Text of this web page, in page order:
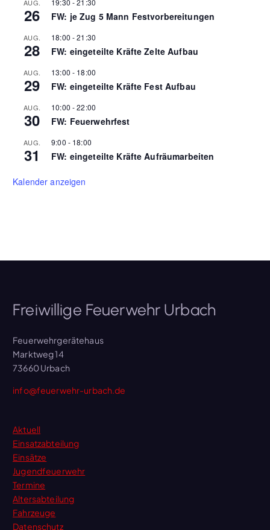
AUG.
26
19:30 -21:30
FW: je Zug 5 Mann Festvorbereitungen
AUG.
28
18:00 -21:30
FW: eingeteilte Kräfte Zelte Aufbau
AUG.
29
13:00 - 18:00
FW: eingeteilte Kräfte Fest Aufbau
AUG.
30
10:00 -22:00
FW: Feuerwehrfest
AUG.
31
9:00 - 18:00
FW: eingeteilte Kräfte Aufräumarbeiten
Kalender anzeigen
Freiwillige Feuerwehr Urbach
Feuerwehrgerätehaus
Marktweg 14
73660 Urbach
info@feuerwehr-urbach.de
Aktuell
Einsatzabteilung
Einsätze
Jugendfeuerwehr
Termine
Altersabteilung
Fahrzeuge
Datenschutz